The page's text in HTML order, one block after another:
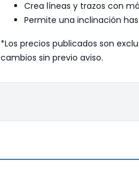
Crea líneas y trazos con
Permite una inclinación
*Los precios publicados son
cambios sin previo aviso.